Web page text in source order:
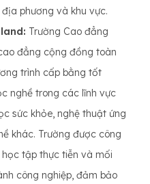
phương và khu vực.
Trường Cao đẳng
đẳng cộng đồng toàn
trình cấp bằng tốt
nghề trong các lĩnh vực
sức khỏe, nghệ thuật ứng
khác. Trường được công
tập thực tiễn và mối
công nghiệp, đảm bảo